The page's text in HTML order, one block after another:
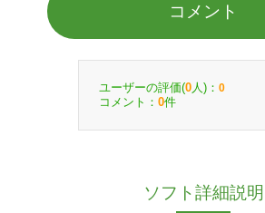
コメント
ユーザーの評価(0 人)： 0
コメント： 0件
ソフト詳細説明